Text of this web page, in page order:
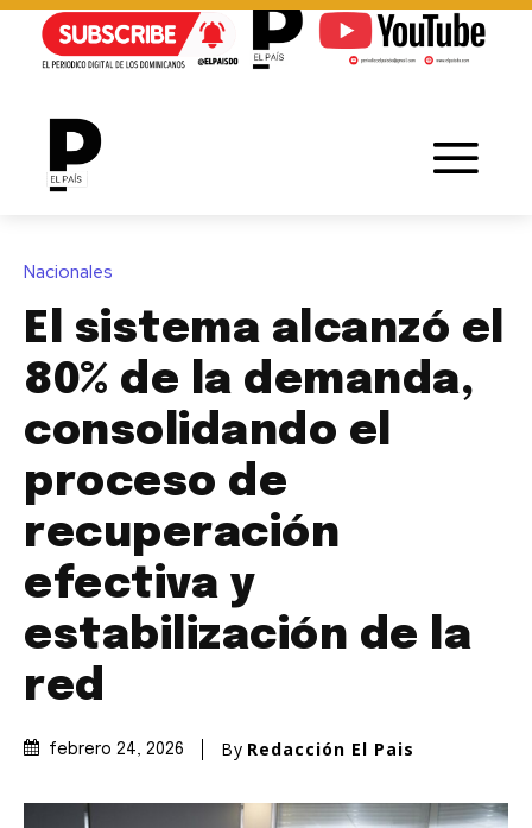
Nacionales
El sistema alcanzó el
80% de la demanda,
consolidando el
proceso de
recuperación
efectiva y
estabilización de la
red
febrero 24, 2026 By Redacción El Pais